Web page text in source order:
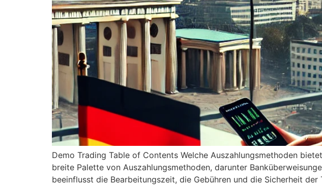
Demo Trading Table of Contents Welche Auszahlungsmethoden
breite Palette von Auszahlungsmethoden, darunter
beeinflusst die Bearbeitungszeit, die Gebühren und die Sicherheit